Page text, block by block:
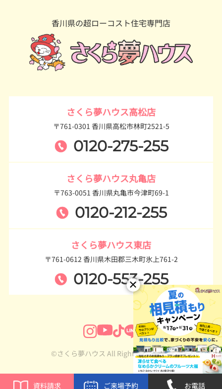
香川県の超ローコスト住宅専門店
さくら夢ハウス高松店
〒761-0301 香川県高松市林町2521-5
0120-275-255
さくら夢ハウス丸亀店
〒763-0051 香川県丸亀市今津町69-1
0120-212-255
さくら夢ハウス東店
〒761-0612 香川県木田郡三木町氷上761-2
0120-553-255
©さくら夢ハウス All Rights Reserved.
資料請求 ご来場予約 お電話